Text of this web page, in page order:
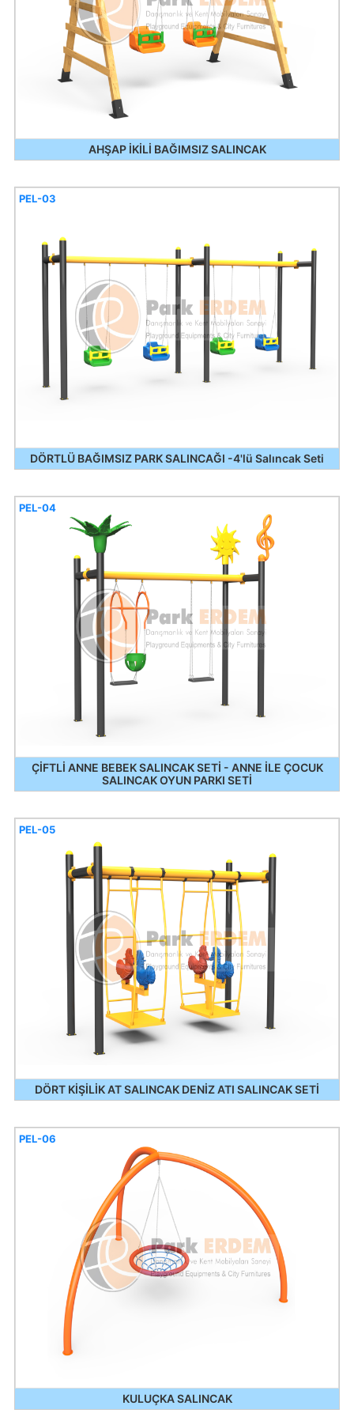
AHŞAP İKİLİ BAĞIMSIZ SALINCAK
DÖRTLÜ BAĞIMSIZ PARK SALINCAĞI -4'lü Salıncak Seti
PEL-03
ÇİFTLİ ANNE BEBEK SALINCAK SETİ - ANNE İLE ÇOCUK
SALINCAK OYUN PARKI SETİ
PEL-04
DÖRT KİŞİLİK AT SALINCAK DENİZ ATI SALINCAK SETİ
PEL-05
KULUÇKA SALINCAK
PEL-06